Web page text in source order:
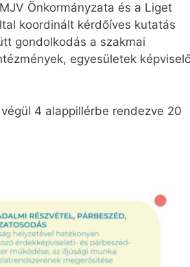
Önkormányzata és a Liget
koordinált kérdőíves kutatás
gondolkodás a szakmai
egyesületek
4 alappillérbe rendezve 20